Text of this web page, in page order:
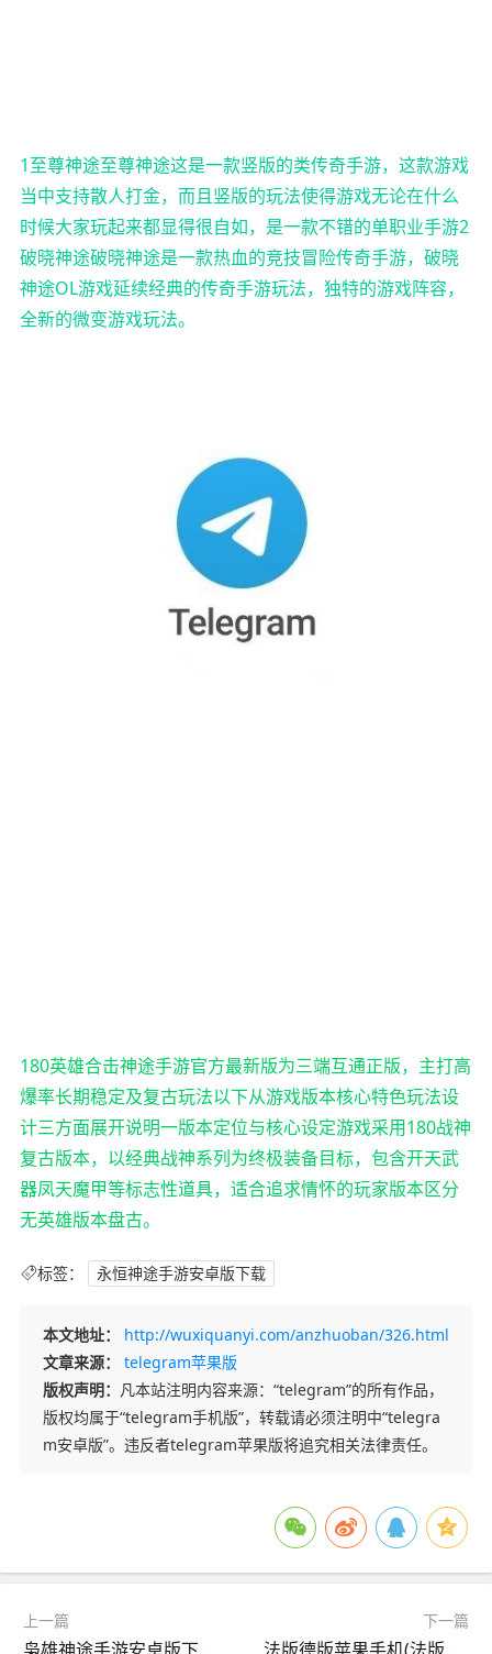
1至尊神途至尊神途这是一款竖版的类传奇手游，这款游戏
当中支持散人打金，而且竖版的玩法使得游戏无论在什么
时候大家玩起来都显得很自如，是一款不错的单职业手游2
破晓神途破晓神途是一款热血的竞技冒险传奇手游，破晓
神途OL游戏延续经典的传奇手游玩法，独特的游戏阵容，
全新的微变游戏玩法。
180英雄合击神途手游官方最新版为三端互通正版，主打高
爆率长期稳定及复古玩法以下从游戏版本核心特色玩法设
计三方面展开说明一版本定位与核心设定游戏采用180战神
复古版本，以经典战神系列为终极装备目标，包含开天武
器凤天魔甲等标志性道具，适合追求情怀的玩家版本区分
无英雄版本盘古。
标签： 永恒神途手游安卓版下载
本文地址：
http://wuxiquanyi.com/anzhuoban/326.html
文章来源：
telegram苹果版
版权声明： 凡本站注明内容来源：“telegram”的所有作品，
版权均属于“telegram手机版”，转载请必须注明中“telegra
m安卓版”。违反者telegram苹果版将追究相关法律责任。
上一篇 下一篇